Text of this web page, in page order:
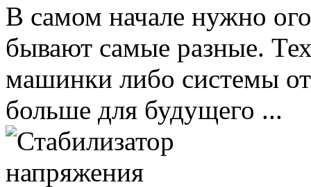
В самом начале нужно
бывают самые разные.
машинки либо системы
больше для будущего ...